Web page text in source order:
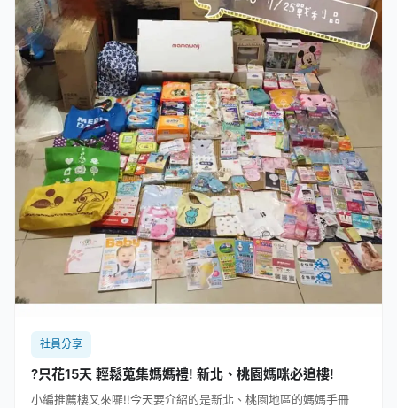
社員分享
?只花15天 輕鬆蒐集媽媽禮! 新北、桃園媽咪必追樓!
小編推薦樓又來囉!!今天要介紹的是新北、桃園地區的媽媽手冊